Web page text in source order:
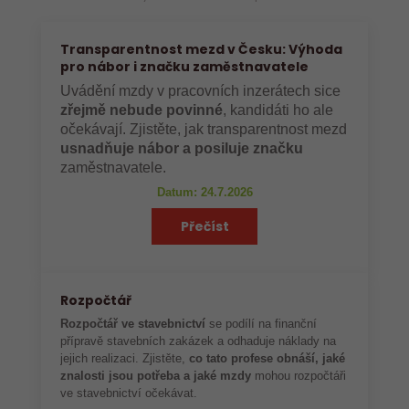
Transparentnost mezd v Česku: Výhoda
pro nábor i značku zaměstnavatele
Uvádění mzdy v pracovních inzerátech sice
zřejmě nebude povinné, kandidáti ho ale
očekávají. Zjistěte, jak transparentnost mezd
usnadňuje nábor a posiluje značku
zaměstnavatele.
Datum: 24.7.2026
Přečíst
Rozpočtář
Rozpočtář ve stavebnictví se podílí na finanční
přípravě stavebních zakázek a odhaduje náklady na
jejich realizaci. Zjistěte,co tato profese obnáší, jaké
znalosti jsou potřeba a jaké mzdy mohou rozpočtáři
ve stavebnictví očekávat.